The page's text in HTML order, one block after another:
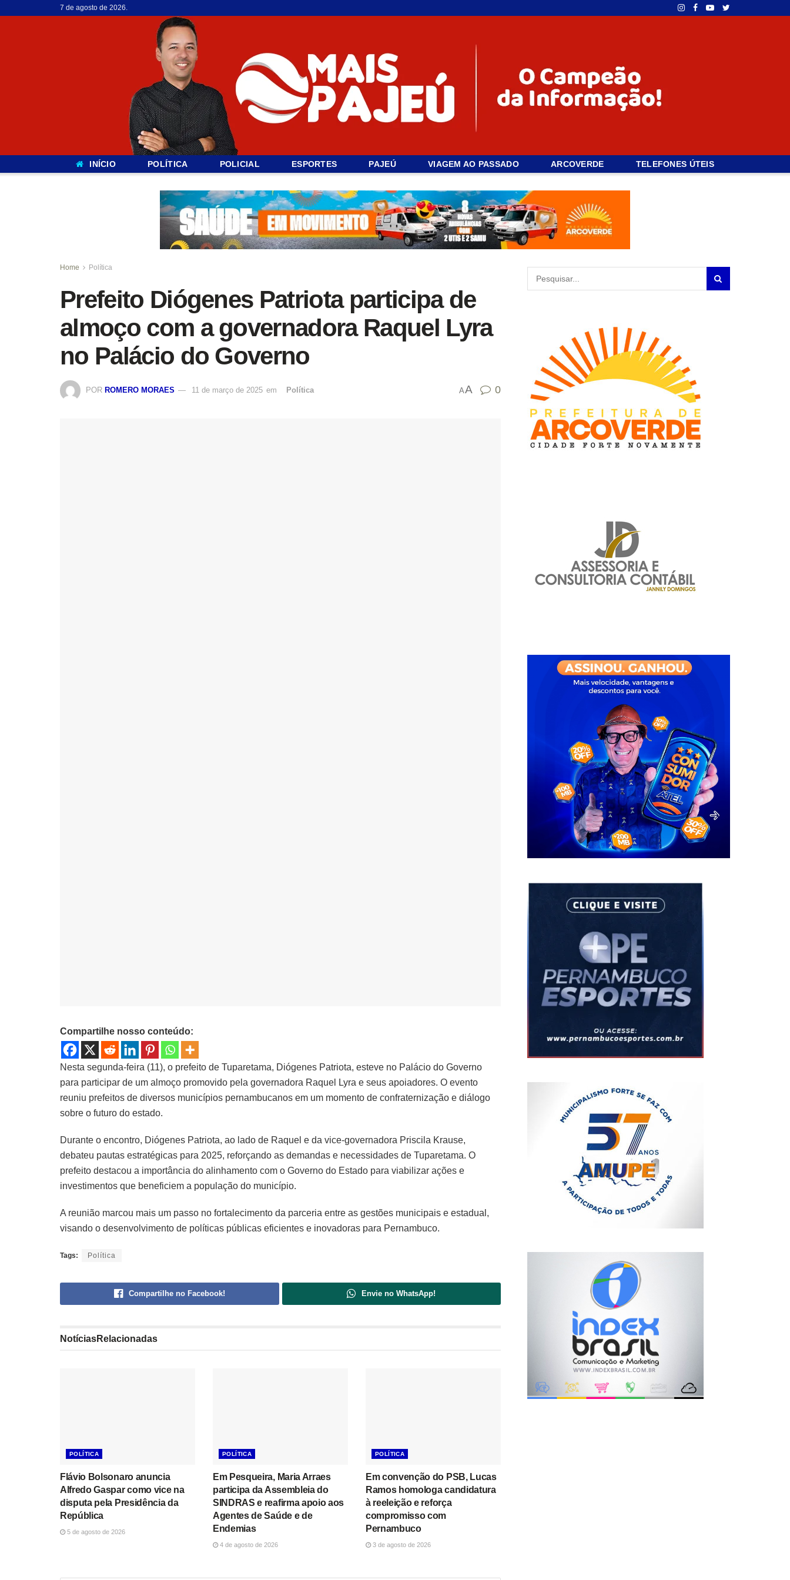
7 de agosto de 2026.
INÍCIO POLÍTICA POLICIAL ESPORTES PAJEÚ VIAGEM AO PASSADO ARCOVERDE TELEFONES ÚTEIS
Home Política
Prefeito Diógenes Patriota participa de
almoço com a governadora Raquel Lyra
no Palácio do Governo
POR ROMERO MORAES 11 de março de 2025 emﾠ Política AA 0
Compartilhe nosso conteúdo:
Nesta segunda-feira (11), o prefeito de Tuparetama, Diógenes Patriota, esteve no Palácio do Governo
para participar de um almoço promovido pela governadora Raquel Lyra e seus apoiadores. O evento
reuniu prefeitos de diversos municípios pernambucanos em um momento de confraternização e diálogo
sobre o futuro do estado.
Durante o encontro, Diógenes Patriota, ao lado de Raquel e da vice-governadora Priscila Krause,
debateu pautas estratégicas para 2025, reforçando as demandas e necessidades de Tuparetama. O
prefeito destacou a importância do alinhamento com o Governo do Estado para viabilizar ações e
investimentos que beneficiem a população do município.
A reunião marcou mais um passo no fortalecimento da parceria entre as gestões municipais e estadual,
visando o desenvolvimento de políticas públicas eficientes e inovadoras para Pernambuco.
Tags: Política
Compartilhe no Facebook! Envie no WhatsApp!
NotíciasRelacionadas
POLÍTICA
Flávio Bolsonaro anuncia
Alfredo Gaspar como vice na
disputa pela Presidência da
República
5 de agosto de 2026
POLÍTICA
Em Pesqueira, Maria Arraes
participa da Assembleia do
SINDRAS e reafirma apoio aos
Agentes de Saúde e de
Endemias
4 de agosto de 2026
POLÍTICA
Em convenção do PSB, Lucas
Ramos homologa candidatura
à reeleição e reforça
compromisso com
Pernambuco
3 de agosto de 2026